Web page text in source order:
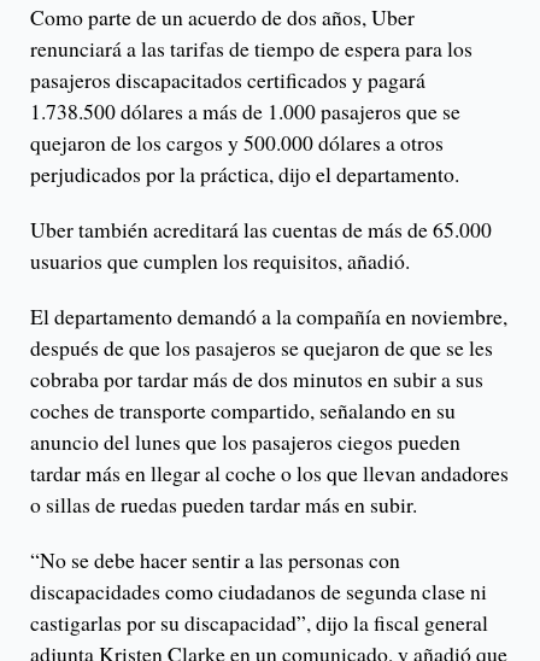
Como parte de un acuerdo de dos años, Uber
renunciará a las tarifas de tiempo de espera para los
pasajeros discapacitados certificados y pagará
1.738.500 dólares a más de 1.000 pasajeros que se
quejaron de los cargos y 500.000 dólares a otros
perjudicados por la práctica, dijo el departamento.
Uber también acreditará las cuentas de más de 65.000
usuarios que cumplen los requisitos, añadió.
El departamento demandó a la compañía en noviembre,
después de que los pasajeros se quejaron de que se les
cobraba por tardar más de dos minutos en subir a sus
coches de transporte compartido, señalando en su
anuncio del lunes que los pasajeros ciegos pueden
tardar más en llegar al coche o los que llevan andadores
o sillas de ruedas pueden tardar más en subir.
“No se debe hacer sentir a las personas con
discapacidades como ciudadanos de segunda clase ni
castigarlas por su discapacidad”, dijo la fiscal general
adjunta Kristen Clarke en un comunicado, y añadió que